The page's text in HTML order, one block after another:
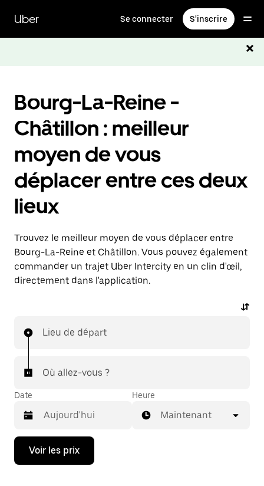
contenu
principal
Uber Se connecter S'inscrire
Bourg-La-Reine -
Châtillon : meilleur
moyen de vous
déplacer entre ces deux
lieux
Trouvez le meilleur moyen de vous déplacer entre
Bourg-La-Reine et Châtillon. Vous pouvez également
commander un trajet Uber Intercity en un clin d'œil,
directement dans l'application.
Lieu de départ
Où allez-vous ?
Date
Appuyez
la
Heure
Maintenant
Voir les prix